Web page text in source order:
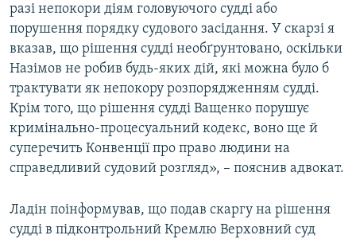
разі непокори діям головуючого судді або
порушення порядку судового засідання. У скарзі я
вказав, що рішення судді необґрунтовано, оскільки
Назімов не робив будь-яких дій, які можна було б
трактувати як непокору розпорядженням судді.
Крім того, що рішення судді Ващенко порушує
кримінально-процесуальний кодекс, воно ще й
суперечить Конвенції про право людини на
справедливий судовий розгляд», – пояснив адвокат.
Ладін поінформував, що подав скаргу на рішення
судді в підконтрольний Кремлю Верховний суд